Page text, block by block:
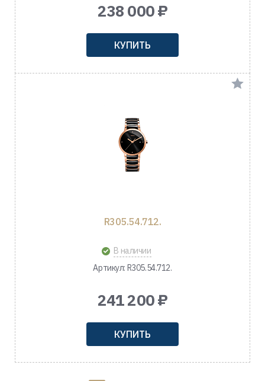
238 000 ₽
КУПИТЬ
R305.54.712.
В наличии
Артикул: R305.54.712.
241 200 ₽
КУПИТЬ